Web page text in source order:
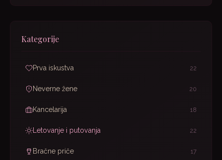
Kategorije
Prva iskustva 22
Neverne žene 20
Kancelarija 18
Letovanje i putovanja 22
Bračne priče 17